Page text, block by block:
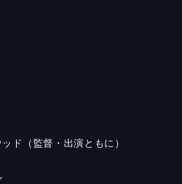
ド（監督・出演ともに）